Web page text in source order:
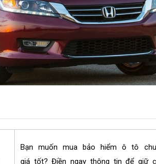
Bạn muốn mua bảo hiểm ô tô
giá tốt? Điền ngay thông tin để giữ